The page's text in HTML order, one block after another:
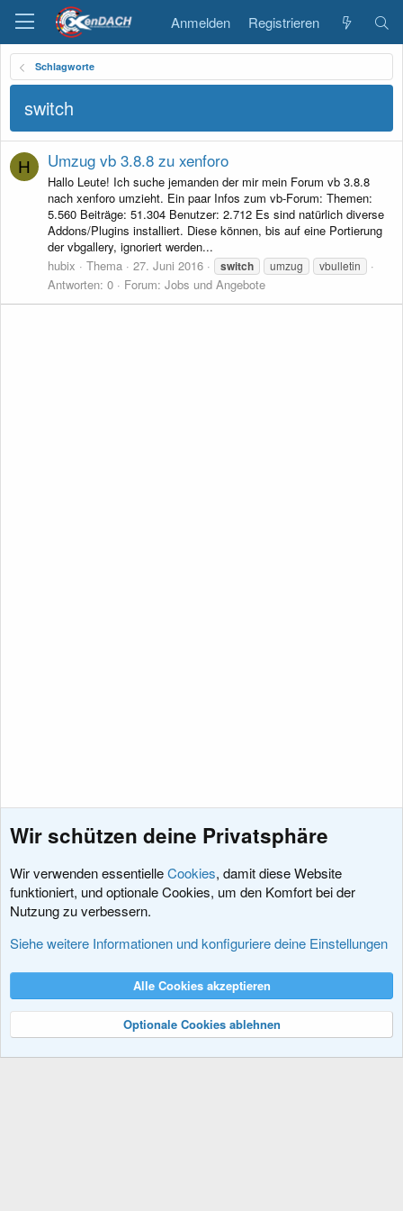
Anmelden Registrieren
Schlagworte
switch
H Umzug vb 3.8.8 zu xenforo
Hallo Leute! Ich suche jemanden der mir mein Forum vb 3.8.8
nach xenforo umzieht. Ein paar Infos zum vb-Forum: Themen:
5.560 Beiträge: 51.304 Benutzer: 2.712 Es sind natürlich diverse
Addons/Plugins installiert. Diese können, bis auf eine Portierung
der vbgallery, ignoriert werden...
hubix
Thema 27. Juni 2016 switch umzug vbulletin
Antworten: 0 Forum: Jobs und Angebote
Schlagworte
Nutzungsbedingungen Datenschutz
R
Community platform by XenForo® © 2010-2024 XenForo Ltd.
Wir schützen deine Privatsphäre
Wir verwenden essentielleCookies, damit diese Website
funktioniert, und optionale Cookies, um den Komfort bei der
Nutzung zu verbessern.
Siehe weitere Informationen und konfiguriere deine Einstellungen
Alle Cookies akzeptieren
Optionale Cookies ablehnen